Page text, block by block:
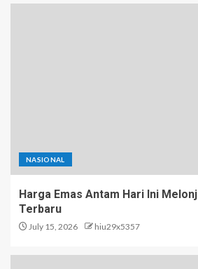
NASIONAL
Harga Emas Antam Hari Ini
Terbaru
July 15, 2026 hiu29x5357